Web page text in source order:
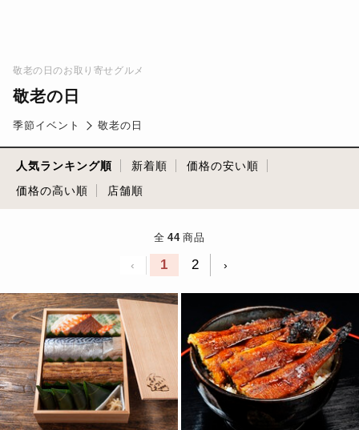
敬老の日のお取り寄せグルメ
敬老の日
季節イベント 敬老の日
人気ランキング順 新着順
価格の安い順
価格の高い順
店舗順
全 44 商品
‹ 1 2 ›